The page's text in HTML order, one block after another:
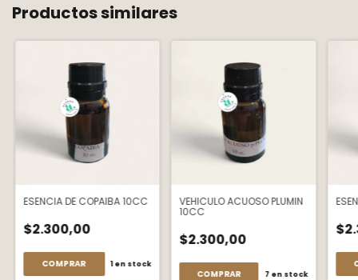
Productos similares
ESENCIA DE COPAIBA 10CC
$2.300,00
1en stock
VEHICULO ACUOSO PLUMIN
10CC
$2.300,00
7 en stock